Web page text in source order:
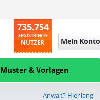
735.754
REGISTRIERTE
NUTZER Mein Konto
Muster & Vorlagen
Anwalt? Hier lang